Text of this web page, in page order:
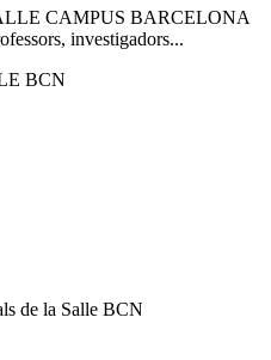
CAMPUS BARCELONA
investigadors...
BCN
de la Salle BCN